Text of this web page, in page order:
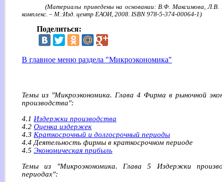
(Материалы приведены на основании: В.Ф. Максимова, Л.В.
комплекс. – М.:Изд. центр ЕАОИ, 2008. ISBN 978-5-374-00064-1)
Поделиться:
В главное меню раздела "Микроэкономика"
Темы из "Микроэкономика. Глава 4 Фирма в рыночной
производства":
4.1 Издержки производства
4.2 Оценка издержек
4.3 Краткосрочный и долгосрочный периоды
4.4 Деятельность фирмы в краткосрочном периоде
4.5 Экономическая прибыль
Темы из "Микроэкономика. Глава 5 Издержки
периодах":